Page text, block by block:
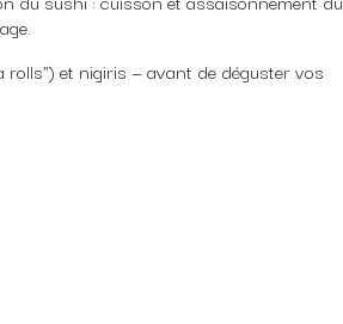
et nigiris — avant de déguster vos